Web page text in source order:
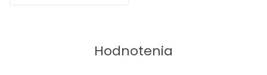
Hodnotenia